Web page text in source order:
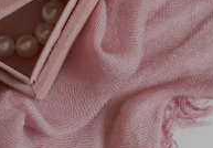
su akmenimis –